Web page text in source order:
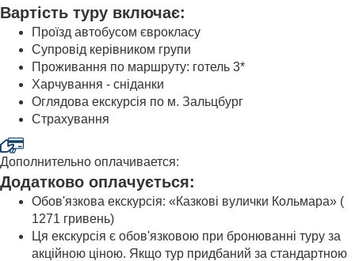
Вартість туру включає:
Проїзд автобусом єврокласу
Супровід керівником групи
Проживання по маршруту: готель 3*
Харчування - сніданки
Оглядова екскурсія по м. Зальцбург
Страхування
Дополнительно оплачивается:
Додатково оплачується:
Обов'язкова екскурсія: «Казкові вулички Кольмара» (
1271 гривень)
Ця екскурсія є обов'язковою при бронюванні туру за
акційною ціною. Якщо тур придбаний за стандартною